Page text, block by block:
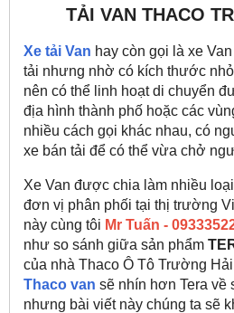
TẢI VAN THACO
Xe tải Van hay còn gọi là xe
tải nhưng nhờ có kích thước
nên có thể linh hoạt di chuyển
địa hình thành phố hoặc các
nhiều cách gọi khác nhau, có
xe bán tải để có thể vừa chở
Xe Van được chia làm nhiều
đơn vị phân phối tại thị trường
này cùng tôi Mr Tuấn -
như so sánh giữa sản phẩm
của nhà Thaco Ô Tô Trường
Thaco van sẽ nhín hơn Tera về
nhưng bài viết này chúng ta sẽ